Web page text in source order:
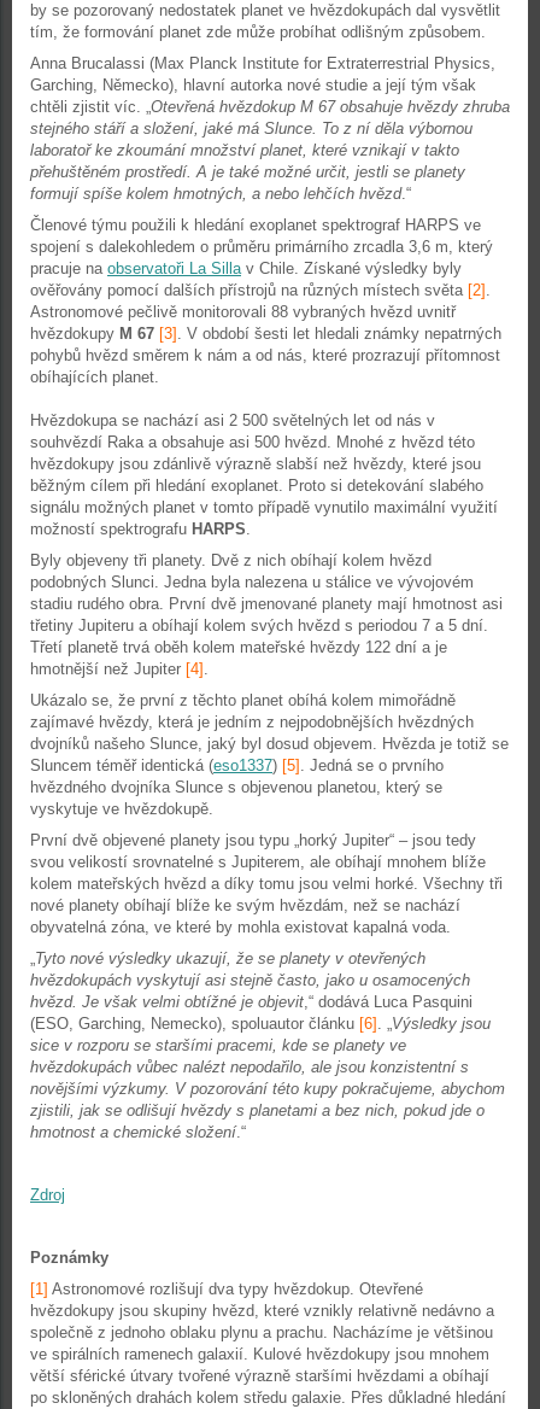
by se pozorovaný nedostatek planet ve hvězdokupách dal vysvětlit
tím, že formování planet zde může probíhat odlišným způsobem.
Anna Brucalassi (Max Planck Institute for Extraterrestrial Physics,
Garching, Německo), hlavní autorka nové studie a její tým však
chtěli zjistit víc. „Otevřená hvězdokup M 67 obsahuje hvězdy zhruba
stejného stáří a složení, jaké má Slunce. To z ní děla výbornou
laboratoř ke zkoumání množství planet, které vznikají v takto
přehuštěném prostředí. A je také možné určit, jestli se planety
formují spíše kolem hmotných, a nebo lehčích hvězd.“
Členové týmu použili k hledání exoplanet spektrograf HARPS ve
spojení s dalekohledem o průměru primárního zrcadla 3,6 m, který
pracuje na observatoři La Sillav Chile. Získané výsledky byly
ověřovány pomocí dalších přístrojů na různých místech světa [2] .
Astronomové pečlivě monitorovali 88 vybraných hvězd uvnitř
hvězdokupy M 67 [3] . V období šesti let hledali známky nepatrných
pohybů hvězd směrem k nám a od nás, které prozrazují přítomnost
obíhajících planet.
Hvězdokupa se nachází asi 2 500 světelných let od nás v
souhvězdí Raka a obsahuje asi 500 hvězd. Mnohé z hvězd této
hvězdokupy jsou zdánlivě výrazně slabší než hvězdy, které jsou
běžným cílem při hledání exoplanet. Proto si detekování slabého
signálu možných planet v tomto případě vynutilo maximální využití
možností spektrografu HARPS.
Byly objeveny tři planety. Dvě z nich obíhají kolem hvězd
podobných Slunci. Jedna byla nalezena u stálice ve vývojovém
stadiu rudého obra. První dvě jmenované planety mají hmotnost asi
třetiny Jupiteru a obíhají kolem svých hvězd s periodou 7 a 5 dní.
Třetí planetě trvá oběh kolem mateřské hvězdy 122 dní a je
hmotnější než Jupiter [4] .
Ukázalo se, že první z těchto planet obíhá kolem mimořádně
zajímavé hvězdy, která je jedním z nejpodobnějších hvězdných
dvojníků našeho Slunce, jaký byl dosud objevem. Hvězda je totiž se
Sluncem téměř identická (eso1337) [5] . Jedná se o prvního
hvězdného dvojníka Slunce s objevenou planetou, který se
vyskytuje ve hvězdokupě.
První dvě objevené planety jsou typu „horký Jupiter“ – jsou tedy
svou velikostí srovnatelné s Jupiterem, ale obíhají mnohem blíže
kolem mateřských hvězd a díky tomu jsou velmi horké. Všechny tři
nové planety obíhají blíže ke svým hvězdám, než se nachází
obyvatelná zóna, ve které by mohla existovat kapalná voda.
„Tyto nové výsledky ukazují, že se planety v otevřených
hvězdokupách vyskytují asi stejně často, jako u osamocených
hvězd. Je však velmi obtížné je objevit,“ dodává Luca Pasquini
(ESO, Garching, Nemecko), spoluautor článku [6] . „Výsledky jsou
sice v rozporu se staršími pracemi, kde se planety ve
hvězdokupách vůbec nalézt nepodařilo, ale jsou konzistentní s
novějšími výzkumy. V pozorování této kupy pokračujeme, abychom
zjistili, jak se odlišují hvězdy s planetami a bez nich, pokud jde o
hmotnost a chemické složení.“
Zdroj
Poznámky
[1] Astronomové rozlišují dva typy hvězdokup. Otevřené
hvězdokupy jsou skupiny hvězd, které vznikly relativně nedávno a
společně z jednoho oblaku plynu a prachu. Nacházíme je většinou
ve spirálních ramenech galaxií. Kulové hvězdokupy jsou mnohem
větší sférické útvary tvořené výrazně staršími hvězdami a obíhají
po skloněných drahách kolem středu galaxie. Přes důkladné hledání